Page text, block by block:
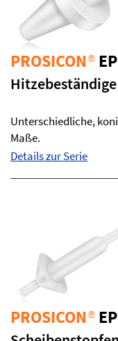
PROSICON®
Unterschiedliche,
Maße.
Details zur Serie
PROSICON®